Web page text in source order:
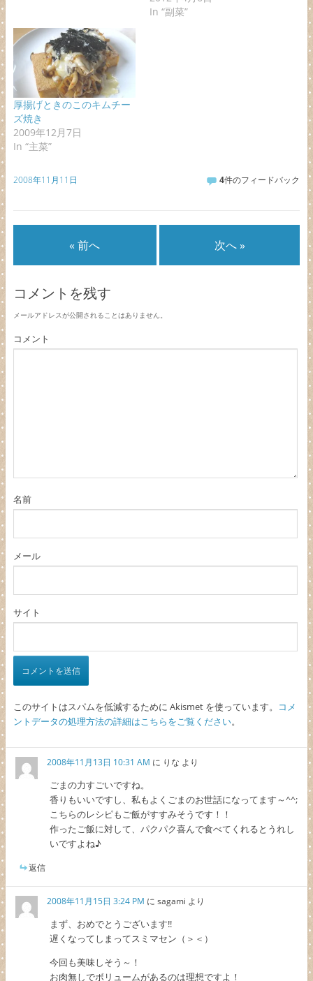
In “副菜”
厚揚げときのこのキムチー
ズ焼き
2009年12月7日
In “主菜”
2008年11月11日 4件のフィードバック
« 前へ 次へ »
コメントを残す
メールアドレスが公開されることはありません。
コメント
名前
メール
サイト
このサイトはスパムを低減するために Akismet を使っています。
コメ
ントデータの処理方法の詳細はこちらをご覧ください。
2008年11月13日 10:31 AM に りな より
ごまの力すごいですね。
香りもいいですし、私もよくごまのお世話になってます～^^;
こちらのレシピもご飯がすすみそうです！！
作ったご飯に対して、パクパク喜んで食べてくれるとうれし
いですよね♪
返信
2008年11月15日 3:24 PM にsagami より
まず、おめでとうございます!!
遅くなってしまってスミマセン（＞＜）
今回も美味しそう～！
お肉無しでボリュームがあるのは理想ですよ！